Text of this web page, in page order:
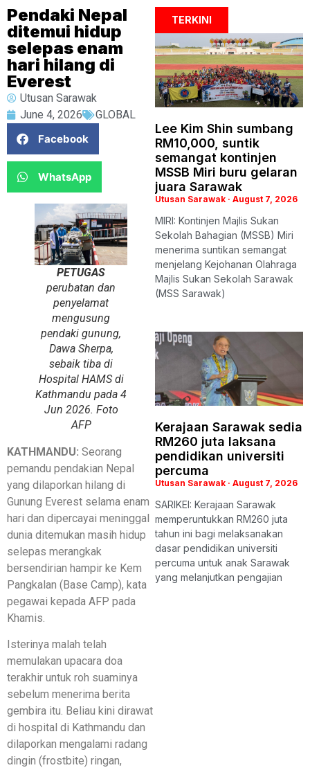
Pendaki Nepal
ditemui hidup
selepas enam
hari hilang di
Everest
Utusan Sarawak
June 4, 2026
GLOBAL
Facebook
WhatsApp
PETUGAS
perubatan dan
penyelamat
mengusung
pendaki gunung,
Dawa Sherpa,
sebaik tiba di
Hospital HAMS di
Kathmandu pada 4
Jun 2026. Foto
AFP
KATHMANDU: Seorang
pemandu pendakian Nepal
yang dilaporkan hilang di
Gunung Everest selama enam
hari dan dipercayai meninggal
dunia ditemukan masih hidup
selepas merangkak
bersendirian hampir ke Kem
Pangkalan (Base Camp), kata
pegawai kepada AFP pada
Khamis.
Isterinya malah telah
memulakan upacara doa
terakhir untuk roh suaminya
sebelum menerima berita
gembira itu. Beliau kini dirawat
di hospital di Kathmandu dan
dilaporkan mengalami radang
dingin (frostbite) ringan,
TERKINI
Lee Kim Shin sumbang
RM10,000, suntik
semangat kontinjen
MSSB Miri buru gelaran
juara Sarawak
Utusan Sarawak August 7, 2026
MIRI: Kontinjen Majlis Sukan
Sekolah Bahagian (MSSB) Miri
menerima suntikan semangat
menjelang Kejohanan Olahraga
Majlis Sukan Sekolah Sarawak
(MSS Sarawak)
Kerajaan Sarawak sedia
RM260 juta laksana
pendidikan universiti
percuma
Utusan Sarawak August 7, 2026
SARIKEI: Kerajaan Sarawak
memperuntukkan RM260 juta
tahun ini bagi melaksanakan
dasar pendidikan universiti
percuma untuk anak Sarawak
yang melanjutkan pengajian